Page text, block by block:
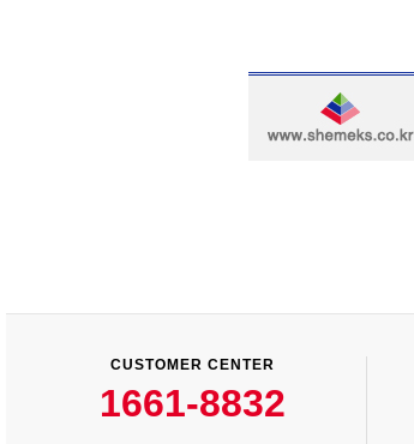
CUSTOMER CENTER
1661-8832